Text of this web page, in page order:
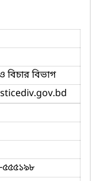
বিচার বিভাগ
৫৫৫১৯৮